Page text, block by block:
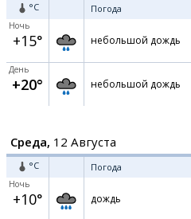
°C Погода
Ночь
+15° небольшой дождь
День
+20° небольшой дождь
Среда, 12 Августа
°C Погода
Ночь
+10° дождь